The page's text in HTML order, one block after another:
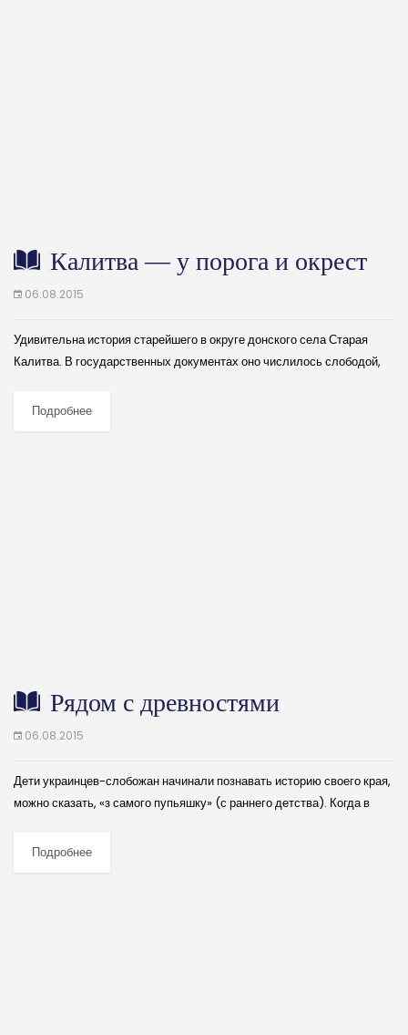
Калитва — у порога и окрест
06.08.2015
Удивительна история старейшего в округе донского села Старая
Калитва. В государственных документах оно числилось слободой,
краю подвигла учителя-краеведа Ивана Дмитриевича...
Подробнее
Рядом с древностями
06.08.2015
Дети украинцев-слобожан начинали познавать историю своего края,
можно сказать, «з самого пупьяшку» (с раннего детства). Когда в
ввинченному в «стэлю» (потолок) кольцу...
Подробнее